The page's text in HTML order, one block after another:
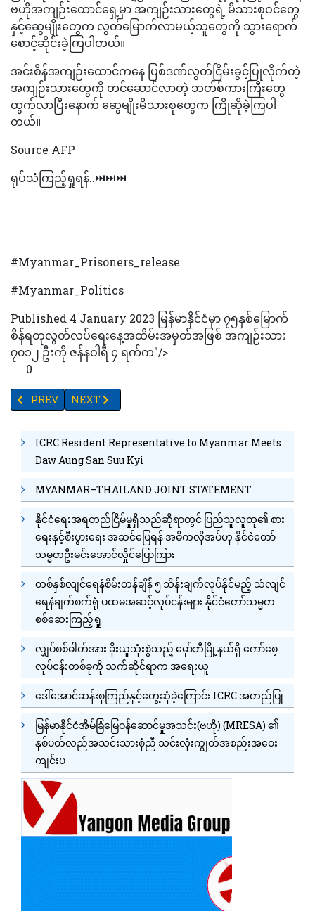
ဗဟိုအကျဉ်းထောင်ရှေ့မှာ အကျဉ်းသားတွေရဲ့ မိသားစုဝင်တွေ
နှင့်ဆွေမျိုးတွေက လွတ်မြောက်လာမယ့်သူတွေကို သွားရောက်
စောင့်ဆိုင်းခဲ့ကြပါတယ်။
အင်းစိန်အကျဉ်းထောင်ကနေ ပြစ်ဒဏ်လွတ်ငြိမ်းခွင့်ပြုလိုက်တဲ့
အကျဉ်းသားတွေကို တင်ဆောင်လာတဲ့ ဘတ်စ်ကားကြီးတွေ
ထွက်လာပြီးနောက် ဆွေမျိုးမိသားစုတွေက ကြိုဆိုခဲ့ကြပါ
တယ်။
Source AFP
ရုပ်သံကြည့်ရှုရန်..⏭⏭⏭
#Myanmar_Prisoners_release
#Myanmar_Politics
Published 4 January 2023 မြန်မာနိုင်ငံမှာ ၇၅နှစ်မြောက်
စိန်ရတုလွတ်လပ်ရေးနေ့အထိမ်းအမှတ်အဖြစ် အကျဉ်းသား
၇၀၁၂ ဦးကို ဇန်နဝါရီ ၄ ရက်က"/>
0
PREVIOUS ARTICLE: ပြည်တွင်းစားသုံးမှုများပြားသည့်အတွက် ပြ
PREV NEXT ARTICLE: ဒီဇင်ဘာလအတွင်း ပြည်ပသို့ ဆန်၊ ဆ
NEXT
ICRC Resident Representative to Myanmar Meets
Daw Aung San Suu Kyi
MYANMAR–THAILAND JOINT STATEMENT
နိုင်ငံရေးအရတည်ငြိမ်မှုရှိသည်ဆိုရာတွင် ပြည်သူလူထု၏ စား
ရေးနှင့်စီးပွားရေး အဆင်ပြေရန် အဓိကလိုအပ်ဟု နိုင်ငံတော်
သမ္မတဦးမင်းအောင်လှိုင်ပြောကြား
တစ်နှစ်လျင်ရေနံစိမ်းတန်ချိန် ၅ သိန်းချက်လုပ်နိုင်မည့် သံလျင်
ရေနံချက်စက်ရုံ ပထမအဆင့်လုပ်ငန်းများ နိုင်ငံတော်သမ္မတ
စစ်ဆေးကြည့်ရှု
လျှပ်စစ်ဓါတ်အား ခိုးယူသုံးစွဲသည့် မှော်ဘီမြို့နယ်ရှိ ကော်စေ့
လုပ်ငန်းတစ်ခုကို သက်ဆိုင်ရာက အရေးယူ
ဒေါ်အောင်ဆန်းစုကြည်နှင့်တွေ့ဆုံခဲ့ကြောင်း ICRC အတည်ပြု
မြန်မာနိုင်ငံအိမ်ခြံမြေဝန်ဆောင်မှုအသင်း(ဗဟို) (MRESA) ၏
နှစ်ပတ်လည်အသင်းသားစုံညီ သင်းလုံးကျွတ်အစည်းအဝေး
ကျင်းပ